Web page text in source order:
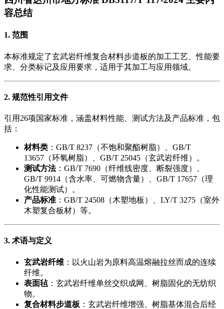
容总结
1. 范围
本标准规定了玄武岩纤维复合材料步道板的加工工艺、性能要
求、分类标记及应用要求，适用于其加工与应用领域。
2. 规范性引用文件
引用26项国家标准，涵盖材料性能、测试方法及产品标准，包
括：
材料类 ​：GB/T 8237（不饱和聚酯树脂）、GB/T
13657（环氧树脂）、GB/T 25045（玄武岩纤维）。
测试方法​：GB/T 7690（纤维线密度、断裂强度）、
GB/T 9914（含水率、可燃物含量）、GB/T 17657（理
化性能测试）。
产品标准 ​：GB/T 24508（木塑地板）、LY/T 3275（室外
木塑复合板材）等。
3. 术语与定义
玄武岩纤维 ​：以火山岩为原料高温熔融拉丝而成的连续
纤维。
表面毡 ​：玄武岩纤维单丝交织成网、树脂固化的无纺织
物。
复合材料步道板 ​：玄武岩纤维增强、树脂基体混合后经